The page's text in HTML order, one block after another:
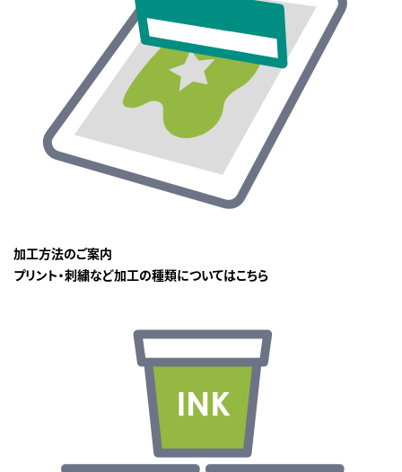
加工方法のご案内
プリント・刺繍など加工の種類についてはこちら